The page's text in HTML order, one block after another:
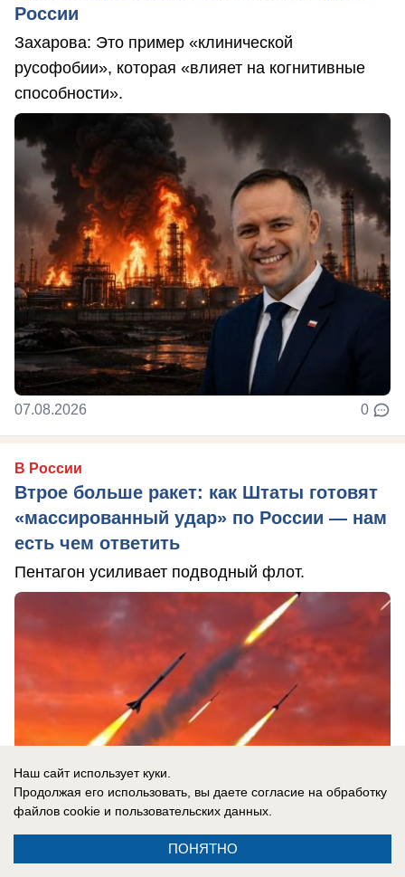
России
Захарова: Это пример «клинической
русофобии», которая «влияет на когнитивные
способности».
07.08.2026 0
В России
Втрое больше ракет: как Штаты готовят
«массированный удар» по России — нам
есть чем ответить
Пентагон усиливает подводный флот.
Наш сайт использует куки.
Продолжая его использовать, вы даете согласие на обработку
файлов cookie и пользовательских данных.
ПОНЯТНО